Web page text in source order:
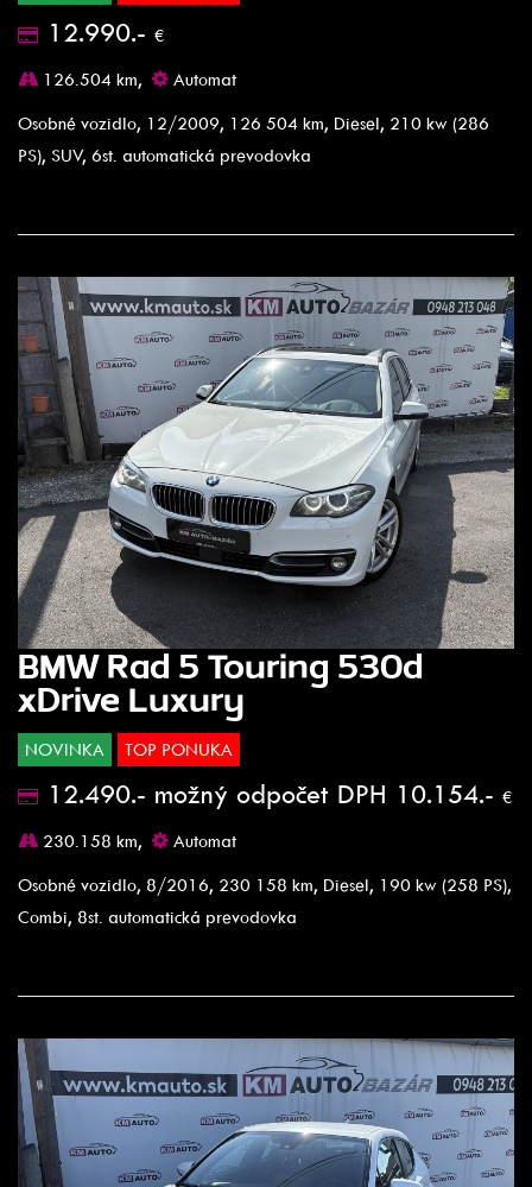
12.990.- €
126.504 km,
Automat
Osobné vozidlo, 12/2009, 126 504 km, Diesel, 210 kw (286
PS), SUV, 6st. automatická prevodovka
BMW Rad 5 Touring 530d
xDrive Luxury
NOVINKA TOP PONUKA
12.490.- možný odpočet DPH 10.154.- €
230.158 km,
Automat
Osobné vozidlo, 8/2016, 230 158 km, Diesel, 190 kw (258 PS),
Combi, 8st. automatická prevodovka